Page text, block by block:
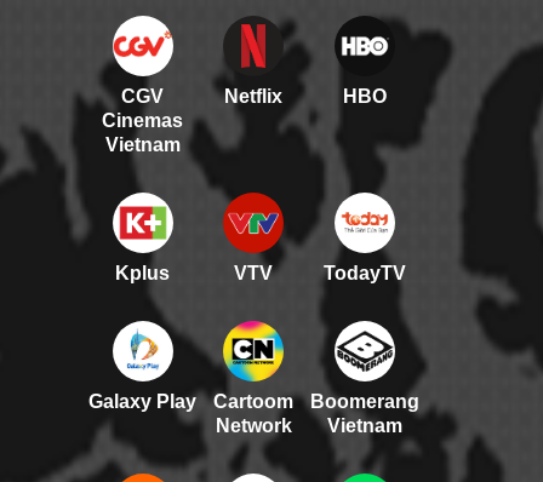
CGV
Cinemas
Vietnam
Netflix HBO
Kplus VTV TodayTV
Galaxy Play
Cartoom
Network
Boomerang
Vietnam